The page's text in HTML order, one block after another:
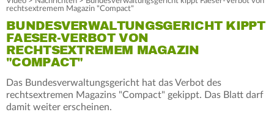
rechtsextremem Magazin "Compact"
BUNDESVERWALTUNGSGERICHT KIPPT
FAESER-VERBOT VON
RECHTSEXTREMEM MAGAZIN
"COMPACT"
Das Bundesverwaltungsgericht hat das Verbot des
rechtsextremen Magazins "Compact" gekippt. Das Blatt darf
damit weiter erscheinen.